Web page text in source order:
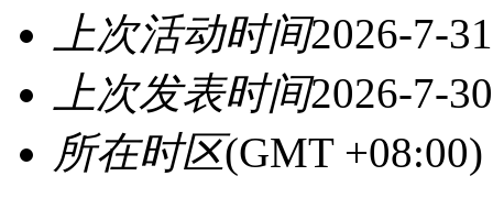
上次活动时间2026-7-
上次发表时间2026-7-
所在时区(GMT